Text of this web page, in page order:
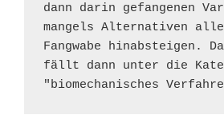
dann darin gefangenen
mangels Alternativen
Fangwabe hinabsteigen.
fällt dann unter die
"biomechanisches